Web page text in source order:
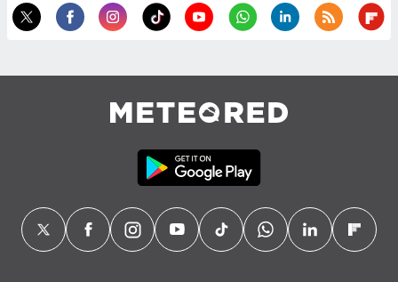
estudos